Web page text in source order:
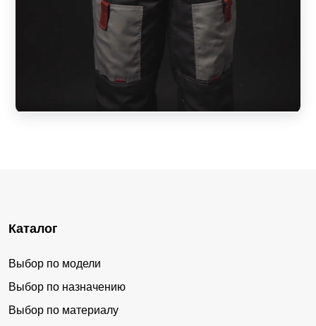
Каталог
Выбор по модели
Выбор по назначению
Выбор по материалу